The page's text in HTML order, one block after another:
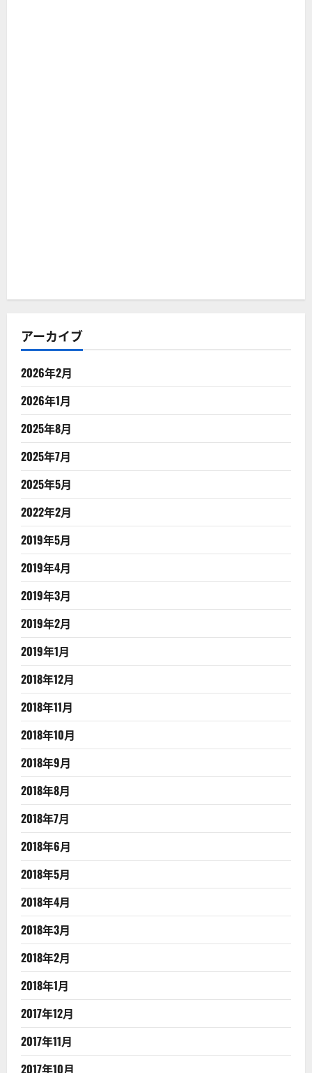
アーカイブ
2026年2月
2026年1月
2025年8月
2025年7月
2025年5月
2022年2月
2019年5月
2019年4月
2019年3月
2019年2月
2019年1月
2018年12月
2018年11月
2018年10月
2018年9月
2018年8月
2018年7月
2018年6月
2018年5月
2018年4月
2018年3月
2018年2月
2018年1月
2017年12月
2017年11月
2017年10月